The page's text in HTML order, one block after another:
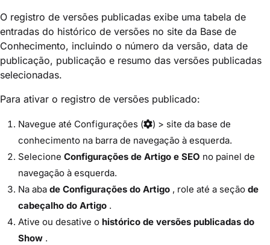
O registro de versões publicadas exibe uma tabela de
entradas do histórico de versões no site da Base de
Conhecimento, incluindo o número da versão, data de
publicação, publicação e resumo das versões publicadas
selecionadas.
Para ativar o registro de versões publicado:
Navegue até Configurações (
) > site da base de
conhecimento na barra de navegação à esquerda.
Selecione Configurações de Artigo e SEO no painel de
navegação à esquerda.
Na aba de Configurações do Artigo , role até a seção de
cabeçalho do Artigo .
Ative ou desative o histórico de versões publicadas do
Show .